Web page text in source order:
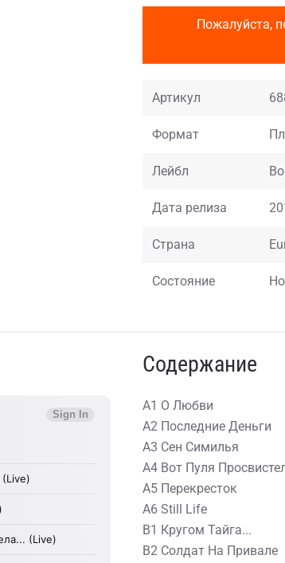
Пожалуйста,
Артикул
Формат
Лейбл
Дата релиза
Страна
Состояние
Содержание
A1 О Любви
A2 Последние Деньги
A3 Сен Симилья
A4 Вот Пуля
A5 Перекресток
A6 Still Life
B1 Кругом Тайга...
B2 Солдат На Привале